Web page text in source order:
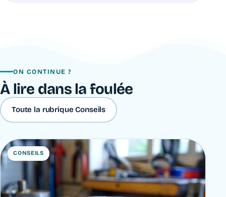
ON CONTINUE ?
À lire dans la foulée
Toute la rubrique Conseils
CONSEILS